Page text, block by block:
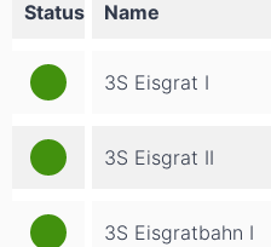
Status Name
3S Eisgrat I
3S Eisgrat II
3S Eisgratbahn I